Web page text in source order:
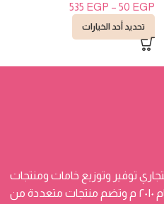
50 EGP
–
535 EGP
تحديد أحد الخيارات
توفير وتوزيع خامات ومنتجات
شركات الحلواني والكافيهات من عام ٢٠١٠ م وتضم منتجات متعددة من